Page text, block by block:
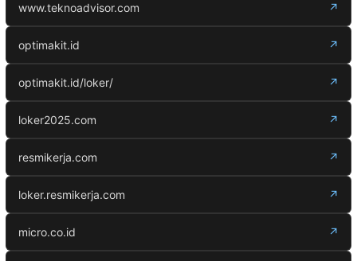
www.teknoadvisor.com ↗
optimakit.id ↗
optimakit.id/loker/ ↗
loker2025.com ↗
resmikerja.com ↗
loker.resmikerja.com ↗
micro.co.id ↗